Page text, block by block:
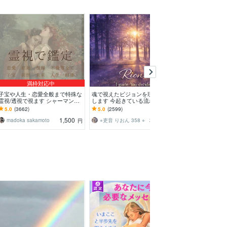
満枠対応中
宝や人生・恋愛全般まで特殊な
視/透視で視ます シャーマンの
筋による霊視をご体験ください
ませ
5.0 (3662)
madoka sakamoto
1,500 円
魂で視えたビジョンを現実に落と
します 今起きている流れと選択
肢を伝えます
5.0 (2599)
⭐︎吏音 りおん 358 ⭐︎
380